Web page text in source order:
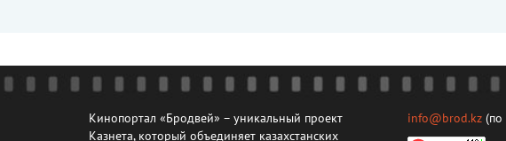
Кинопортал «Бродвей» – уникальный проект
Казнета, который объединяет казахстанских
info@brod.kz (по